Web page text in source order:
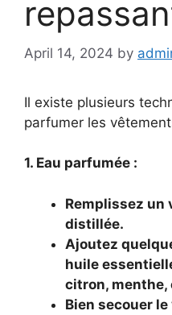
April 14, 2024 by
Il existe plusieurs
parfumer les
1. Eau parfumée :
Remplissez un
distillée.
Ajoutez
huile
citron, menthe,
Bien secouer